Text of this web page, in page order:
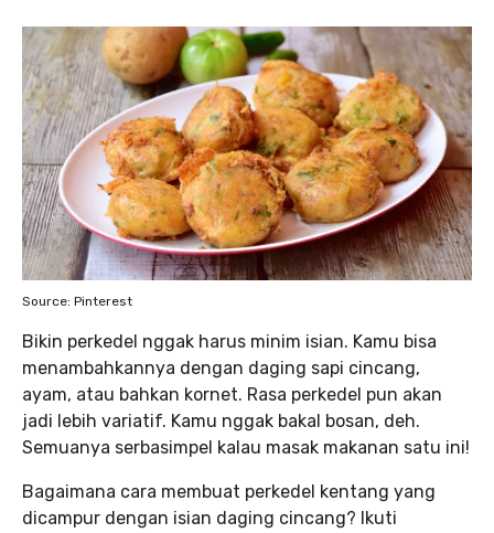
Source: Pinterest
Bikin perkedel nggak harus minim isian. Kamu bisa
menambahkannya dengan daging sapi cincang,
ayam, atau bahkan kornet. Rasa perkedel pun akan
jadi lebih variatif. Kamu nggak bakal bosan, deh.
Semuanya serbasimpel kalau masak makanan satu ini!
Bagaimana cara membuat perkedel kentang yang
dicampur dengan isian daging cincang? Ikuti